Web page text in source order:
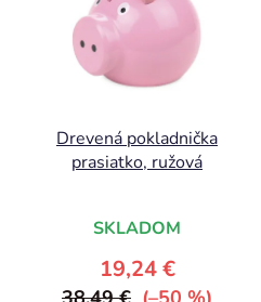
Drevená pokladnička
prasiatko, ružová
SKLADOM
19,24 €